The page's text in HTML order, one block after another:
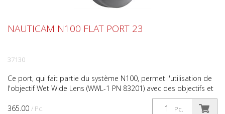
365.00 / Pc. Pc.
NAUTICAM N100 FLAT PORT 23
37130
Ce port, qui fait partie du système N100, permet l'utilisation de
l'objectif Wet Wide Lens (WWL-1 PN 83201) avec des objectifs et